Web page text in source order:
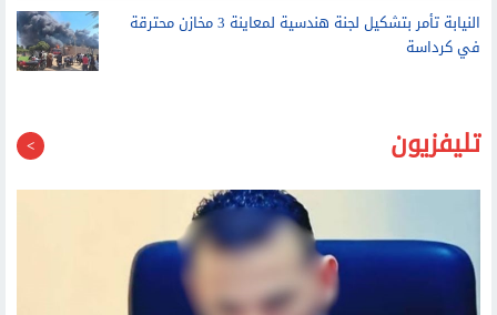
النيابة تأمر بتشكيل لجنة هندسية لمعاينة 3 مخازن محترقة
في كرداسة
تليفزيون